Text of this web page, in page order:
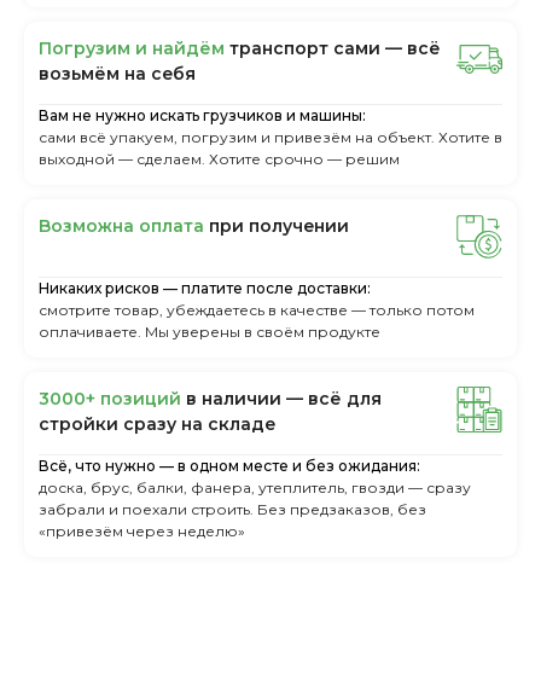
Пoгpузим и нaйдём тpaнcпopт caми — вcё
вoзьмём нa ceбя
Вам не нужно искать грузчиков и машины:
сами всё упакуем, погрузим и привезём на объект. Хотите в
выходной — сделаем. Хотите срочно — решим
Boзмoжнa oплaтa пpи пoлучeнии
Никаких рисков — платите после доставки:
смотрите товар, убеждаетесь в качестве — только потом
оплачиваете. Мы уверены в своём продукте
3000+ пoзиций в нaличии — вcё для
cтpoйки cpaзу нa cклaдe
Всё, что нужно — в одном месте и без ожидания:
доска, брус, балки, фанера, утеплитель, гвозди — сразу
забрали и поехали строить. Без предзаказов, без
«привезём через неделю»